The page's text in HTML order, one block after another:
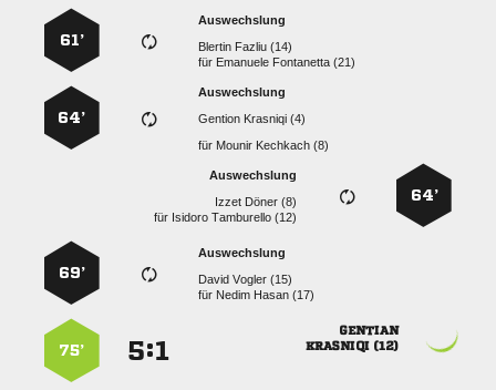
Auswechslung
  
für   
61’
Auswechslung
  
für   
64’
64’
Auswechslung
  
für   
Auswechslung
  
für   
69’

 
:
75’